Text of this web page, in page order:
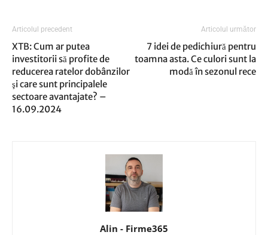
Articolul precedent
XTB: Cum ar putea
investitorii să profite de
reducerea ratelor dobânzilor
şi care sunt principalele
sectoare avantajate? –
16.09.2024
Articolul următor
7 idei de pedichiură pentru
toamna asta. Ce culori sunt la
modă în sezonul rece
Alin - Firme365